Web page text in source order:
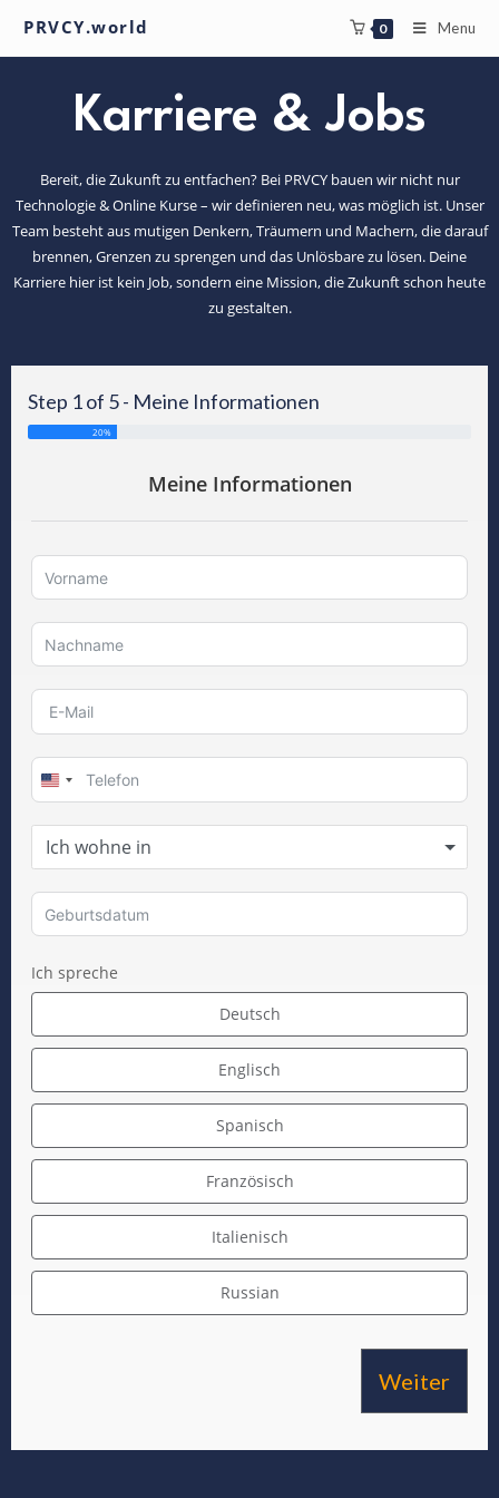
PRVCY.world 0 Menu
Karriere & Jobs
Bereit, die Zukunft zu entfachen? Bei PRVCY bauen wir nicht nur
Technologie & Online Kurse – wir definieren neu, was möglich ist. Unser
Team besteht aus mutigen Denkern, Träumern und Machern, die darauf
brennen, Grenzen zu sprengen und das Unlösbare zu lösen. Deine
Karriere hier ist kein Job, sondern eine Mission, die Zukunft schon heute
zu gestalten.
Step 1 of 5 - Meine Informationen
20%
Meine Informationen
U
i
t
e
d
t
t
s
1
Ich wohne in
Ich spreche
Deutsch
Englisch
Spanisch
Französisch
Italienisch
Russian
Weiter